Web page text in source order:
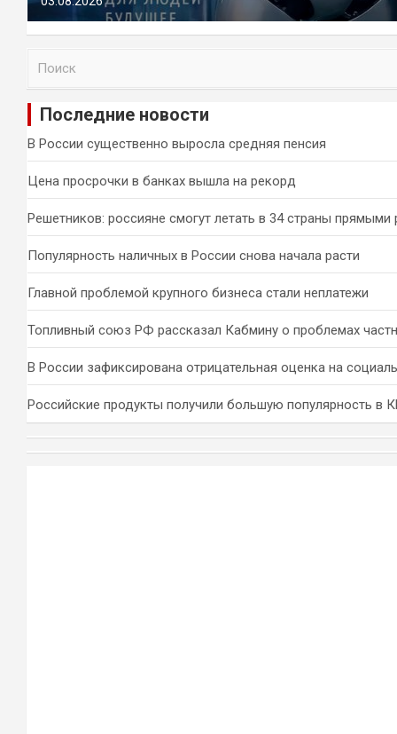
и
Последние новости
В России существенно выросла средняя пенсия
Цена просрочки в банках вышла на рекорд
Решетников: россияне смогут летать в 34 страны прямыми
Популярность наличных в России снова начала расти
Главной проблемой крупного бизнеса стали неплатежи
Топливный союз РФ рассказал Кабмину о проблемах
В России зафиксирована отрицательная оценка на
Российские продукты получили большую популярность в